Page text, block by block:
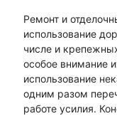
Ремонт и
использование
числе и
особое внимание
использование
одним разом
работе усилия.